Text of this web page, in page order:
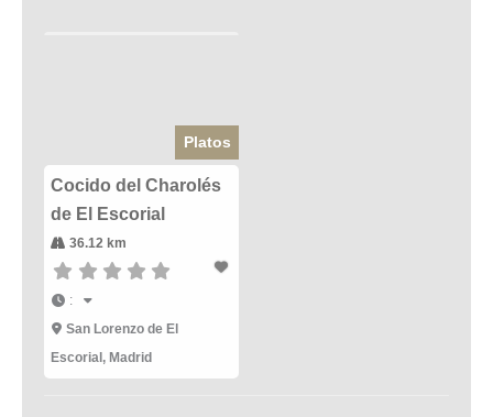
Platos
Cocido del Charolés
de El Escorial
36.12 km
:
San Lorenzo de El
Escorial, Madrid